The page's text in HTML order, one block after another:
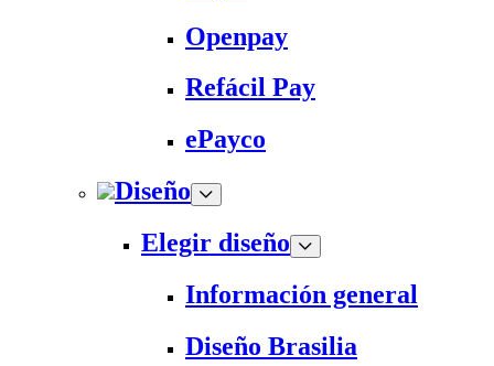
Openpay
Refácil Pay
ePayco
Diseño
Elegir diseño
Información general
Diseño Brasilia